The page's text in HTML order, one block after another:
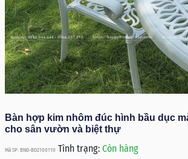
Bàn hợp kim nhôm đúc hình bầu dục
cho sân vườn và biệt thự
Mã SP: BND-BD2100110 Tình trạng: Còn hàng